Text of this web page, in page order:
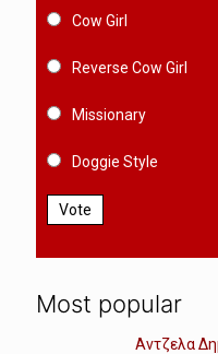
Cow Girl
Reverse Cow Girl
Missionary
Doggie Style
Vote
Most popular
Αντζελα